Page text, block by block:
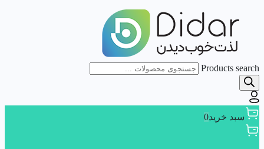
Products search
سبد خرید0